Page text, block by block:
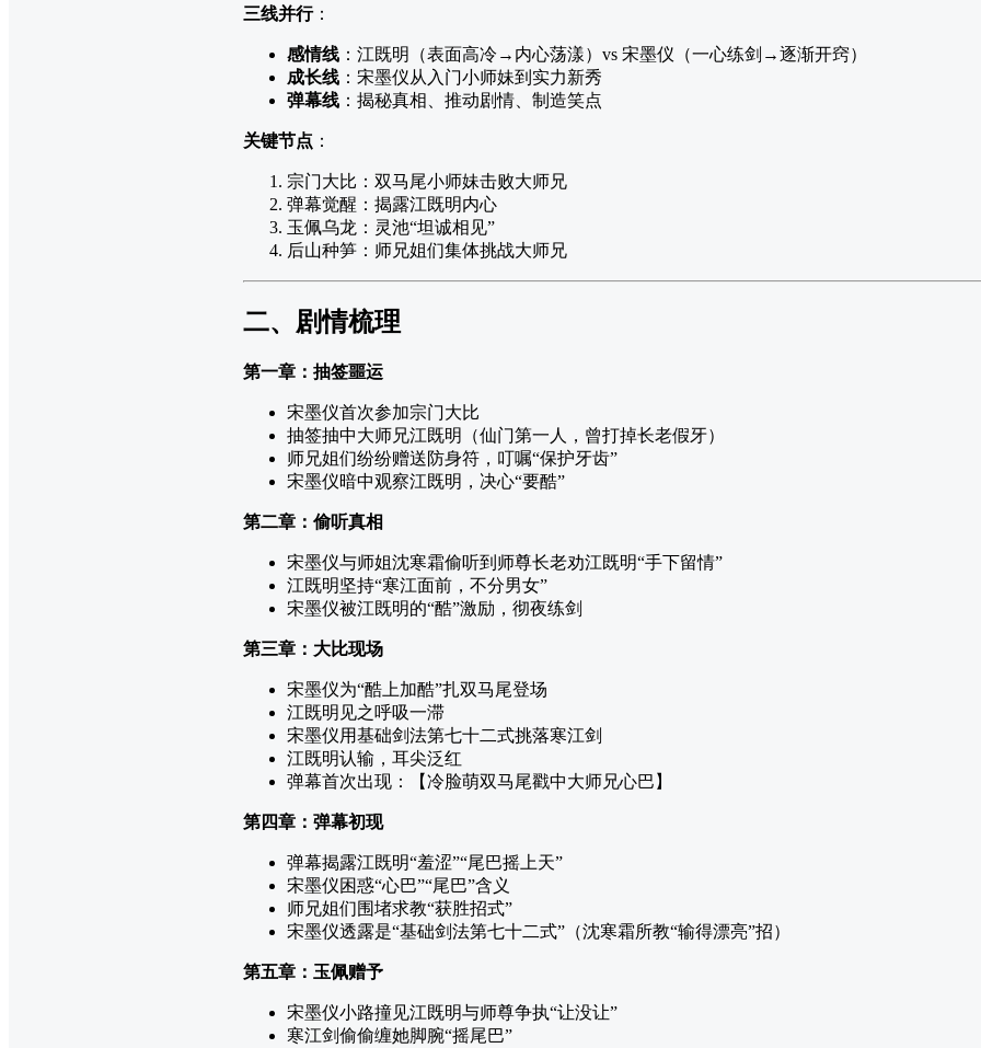
三线并行：
感情线 ：江既明（表面高冷→内心荡漾）vs 宋墨仪（一心练剑→逐渐开窍）
成长线 ：宋墨仪从入门小师妹到实力新秀
弹幕线 ：揭秘真相、推动剧情、制造笑点
关键节点 ：
宗门大比：双马尾小师妹击败大师兄
弹幕觉醒：揭露江既明内心
玉佩乌龙：灵池“坦诚相见”
后山种笋：师兄姐们集体挑战大师兄
二、剧情梳理
第一章：抽签噩运
宋墨仪首次参加宗门大比
抽签抽中大师兄江既明（仙门第一人，曾打掉长老假牙）
师兄姐们纷纷赠送防身符，叮嘱“保护牙齿”
宋墨仪暗中观察江既明，决心“要酷”
第二章：偷听真相
宋墨仪与师姐沈寒霜偷听到师尊长老劝江既明“手下留情”
江既明坚持“寒江面前，不分男女”
宋墨仪被江既明的“酷”激励，彻夜练剑
第三章：大比现场
宋墨仪为“酷上加酷”扎双马尾登场
江既明见之呼吸一滞
宋墨仪用基础剑法第七十二式挑落寒江剑
江既明认输，耳尖泛红
弹幕首次出现：【冷脸萌双马尾戳中大师兄心巴】
第四章：弹幕初现
弹幕揭露江既明“羞涩”“尾巴摇上天”
宋墨仪困惑“心巴”“尾巴”含义
师兄姐们围堵求教“获胜招式”
宋墨仪透露是“基础剑法第七十二式”（沈寒霜所教“输得漂亮”招）
第五章：玉佩赠予
宋墨仪小路撞见江既明与师尊争执“让没让”
寒江剑偷偷缠她脚腕“摇尾巴”